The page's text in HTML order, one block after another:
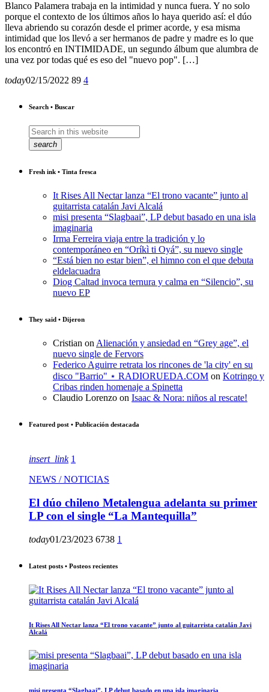
Blanco Palamera trabaja en la intimidad y nunca fuera. Y no solo
porque el contexto de los últimos años lo haya querido así: el dúo
lleva abriendo su corazón desde el primer acorde, y esa misma
intimidad que los llevó a ser hermanos de padre y madre es lo que
los encontró en INTIMIDADE, un segundo álbum que alumbra de
una vez por todas qué es eso del "nuevo pop". […]
today02/15/2022 89 4
Search • Buscar
search
Fresh ink • Tinta fresca
It Rises All Nectar lanza “El trono vacante” junto al
guitarrista catalán Javi Alcalá
misi presenta “Slagbaai”, LP debut basado en una isla
imaginaria
Irma Ferreira viaja entre la tradición y lo
contemporáneo en “Oríkì ti Oyá”, su nuevo single
“Está bien no estar bien”, el himno con el que debuta
eldelacuadra
Diog Caltad invoca ternura y calma en “Silencio”, su
nuevo EP
They said • Dijeron
Cristian on Alienación y ansiedad en “Grey age”, el
nuevo single de Fervors
Federico Aguirre retrata los rincones de 'la city' en su
disco "Barrio" ⋆ RADIORUEDA.COM on Kotringo y
Cribas rinden homenaje a Spinetta
Claudio Lorenzo on Isaac & Nora: niños al rescate!
Featured post • Publicación destacada
insert_link 1
NEWS / NOTICIAS
El dúo chileno Metalengua adelanta su primer
LP con el single “La Mantequilla”
today01/23/2023 6738 1
Latest posts • Posteos recientes
It Rises All Nectar lanza “El trono vacante” junto al guitarrista catalán Javi
Alcalá
misi presenta “Slagbaai”, LP debut basado en una isla imaginaria